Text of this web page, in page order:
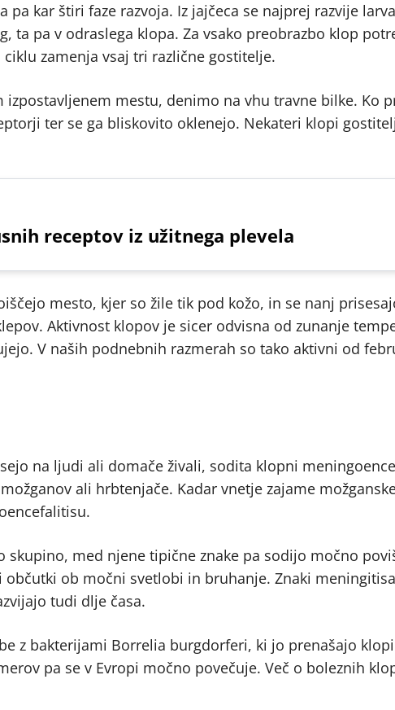
kar štiri faze razvoja. Iz jajčeca se najprej razvije
ta pa v odraslega klopa. Za vsako preobrazbo klop
zamenja vsaj tri različne gostitelje.
mestu, denimo na vhu travne bilke. Ko
ter se ga bliskovito oklenejo. Nekateri klopi
receptov iz užitnega plevela
mesto, kjer so žile tik pod kožo, in se nanj
Aktivnost klopov je sicer odvisna od zunanje
V naših podnebnih razmerah so tako aktivni od
na ljudi ali domače živali, sodita klopni
ali hrbtenjače. Kadar vnetje zajame
med njene tipične znake pa sodijo močno
ob močni svetlobi in bruhanje. Znaki
tudi dlje časa.
z bakterijami Borrelia burgdorferi, ki jo prenašajo
pa se v Evropi močno povečuje. Več o boleznih